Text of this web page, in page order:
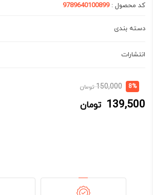
کد محصول :9789640100899
دسته بندی
انتشارات
8%
150,000 تومانقیمت
139,500 تومان
قیمت
139,500 تومان.